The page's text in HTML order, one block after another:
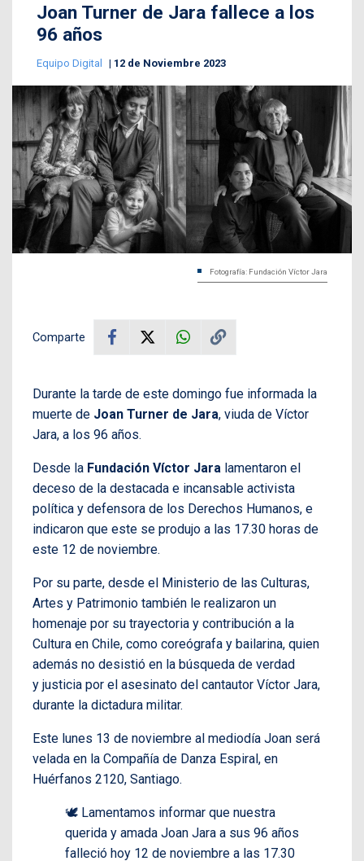
Joan Turner de Jara fallece a los
96 años
Equipo Digital 12 de Noviembre 2023
Fotografía: Fundación Víctor Jara
Comparte
Durante la tarde de este domingo fue informada la
muerte de Joan Turner de Jara, viuda de Víctor
Jara, a los 96 años.
Desde la Fundación Víctor Jara lamentaron el
deceso de la destacada e incansable activista
política y defensora de los Derechos Humanos, e
indicaron que este se produjo a las 17.30 horas de
este 12 de noviembre.
Por su parte, desde el Ministerio de las Culturas,
Artes y Patrimonio también le realizaron un
homenaje por su trayectoria y contribución a la
Cultura en Chile, como coreógrafa y bailarina, quien
además no desistió en la búsqueda de verdad
y justicia por el asesinato del cantautor Víctor Jara,
durante la dictadura militar.
Este lunes 13 de noviembre al mediodía Joan será
velada en la Compañía de Danza Espiral, en
Huérfanos 2120, Santiago.
🕊 Lamentamos informar que nuestra
querida y amada Joan Jara a sus 96 años
falleció hoy 12 de noviembre a las 17.30